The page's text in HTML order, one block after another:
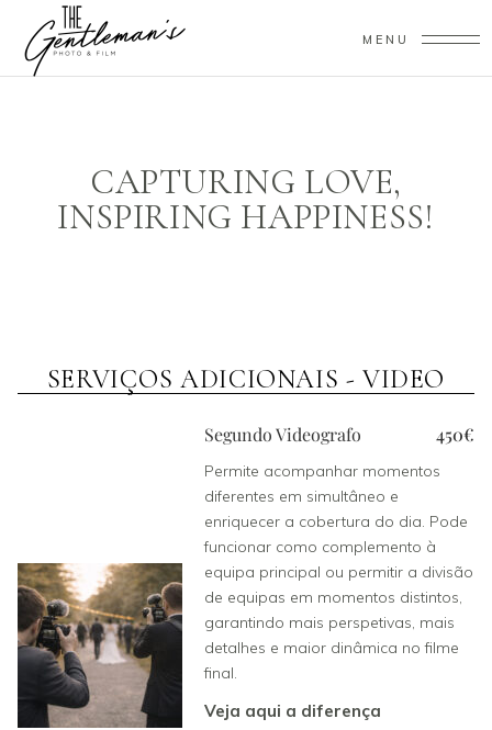
MENU
CAPTURING LOVE,
INSPIRING HAPPINESS!
SERVIÇOS ADICIONAIS - VIDEO
Segundo Videografo 450€
Permite acompanhar momentos
diferentes em simultâneo e
enriquecer a cobertura do dia. Pode
funcionar como complemento à
equipa principal ou permitir a divisão
de equipas em momentos distintos,
garantindo mais perspetivas, mais
detalhes e maior dinâmica no filme
final.
Veja aqui a diferença